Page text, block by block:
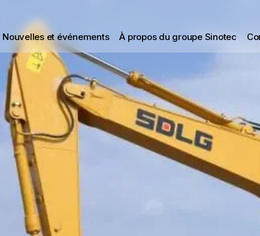
Nouvelles et événements À propos du groupe Sinotec